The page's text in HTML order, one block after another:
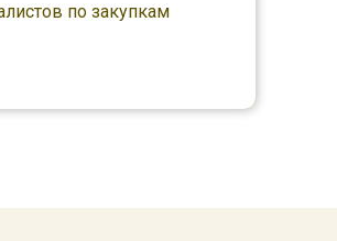
по закупкам